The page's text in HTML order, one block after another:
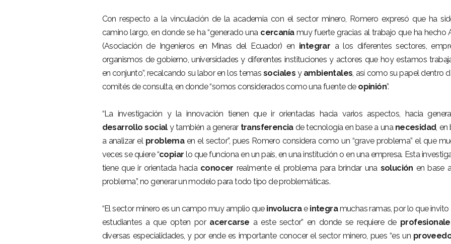
Con respecto a la vinculación de la academia con el sector minero, Romero expresó que ha
camino largo, en donde se ha “generado una cercaníamuy fuerte gracias al trabajo que ha hecho
(Asociación de Ingenieros en Minas del Ecuador) en integrar a los diferentes sectores,
organismos de gobierno, universidades y diferentes instituciones y actores que hoy estamos
en conjunto”, recalcando su labor en los temas sociales y ambientales, así como su papel dentro
comités de consulta, en donde “somos considerados como una fuente de opinión”.
“La investigación y la innovación tienen que ir orientadas hacia varios aspectos, hacia
desarrollo socialy también a generar transferenciade tecnología en base a una necesidad, en
a analizar el problemaen el sector”, pues Romero considera como un “grave problema” el que
veces se quiere “copiar lo que funciona en un país, en una institución o en una empresa. Esta
tiene que ir orientada hacia conocer realmente el problema para brindar una solución en base
problema”, no generar un modelo para todo tipo de problemáticas.
“El sector minero es un campo muy amplio que involucrae integramuchas ramas, por lo que invito
estudiantes a que opten por acercarse a este sector” en donde se requiere de
diversas especialidades, y por ende es importante conocer el sector minero, pues “es un